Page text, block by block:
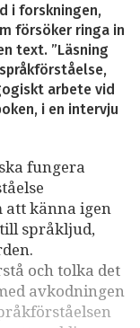
i forskningen,
försöker ringa in
text. ”Läsning
arbete vid
i en intervju
fungera
att känna igen
språkljud,
och tolka det
avkodningen